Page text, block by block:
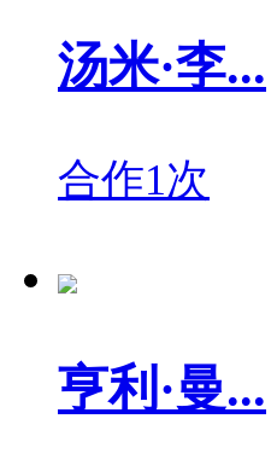
汤米·李...
合作1次
亨利·曼...